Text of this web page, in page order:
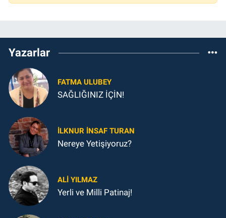
Yazarlar
FATMA ULUBEY
SAĞLIĞINIZ İÇİN!
İLKNUR İNSAF TURAN
Nereye Yetişiyoruz?
ALI YILMAZ
Yerli ve Milli Patinaj!